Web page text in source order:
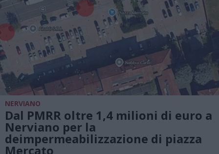
NERVIANO
Dal PMRR oltre 1,4 milioni di euro a
Nerviano per la
deimpermeabilizzazione di piazza
Mercato